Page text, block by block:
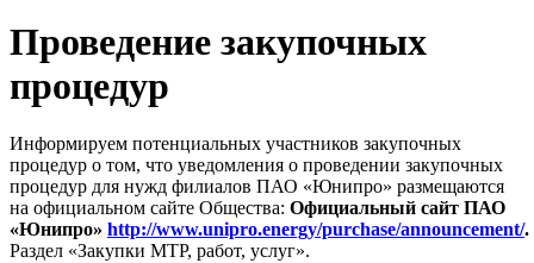
Проведение закупочных
процедур
Информируем потенциальных участников закупочных
процедур о том, что уведомления о проведении закупочных
процедур для нужд филиалов ПАО «Юнипро» размещаются
на официальном сайте Общества: Официальный сайт ПАО
«Юнипро» http://www.unipro.energy/purchase/announcement/.
Раздел «Закупки МТР, работ, услуг».